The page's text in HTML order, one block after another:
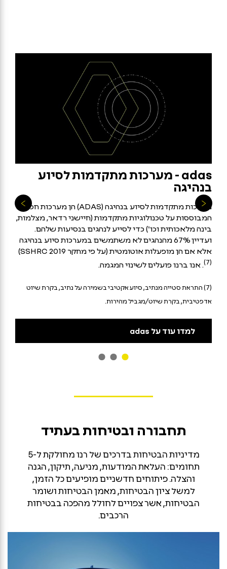
adas - מערכות מתקדמות לסיוע
בנהיגה
מערכות מתקדמות לסיוע בנהיגה (ADAS) הן מערכות חכמות
המבוססות על טכנולוגיות מתקדמות (חיישני רדאר, מצלמות,
בינה מלאכותית וכו') כדי לסייע לנהגים בנסיעות שלהם.
ועדיין 67% מהנהגים לא משתמשים במערכות סיוע בנהיגה
אלא אם הן מופעלות אוטומטית (על פי מחקר SSHRC 2019)
(7) . אנו ברנו פועלים לשינוי המגמה.
(7) התראת סטייה מנתיב, סיוע אקטיבי בשמירה על נתיב,
בקרת שיוט
אדפטיבית, בקרת שיוט/מגביל מהירות.
למדו עוד על adas
תחבורה ובטיחות בעתיד
מדיניות הבטיחות בדרכים של רנו מחולקת ל-5
תחומים: העלאת המודעות, מניעה, תיקון, הגנה
והצלה. פיתוחים חדשניים מופיעים כל הזמן,
למשל ציון הבטיחות, מאמן הבטיחות ושומר
הבטיחות, אשר צפויים לחולל מהפכה בבטיחות
הרכבים.